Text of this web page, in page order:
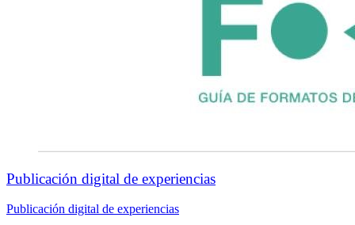
Publicación digital de experiencias
Publicación digital de experiencias